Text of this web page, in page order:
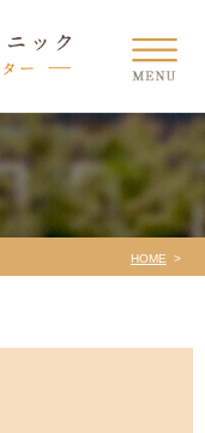
HOME